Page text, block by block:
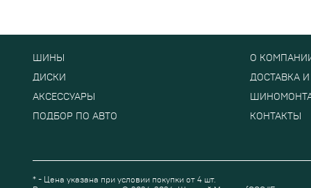
ШИНЫ
ДИСКИ
АКСЕССУАРЫ
ПОДБОР ПО АВТО
О
ДОСТАВКА
КОНТАКТЫ
* - Цена указана при условии покупки от 4 шт.